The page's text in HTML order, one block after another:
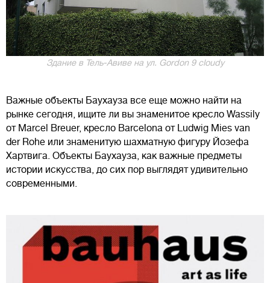
Здание в Тель-Авиве на ул. Gordon 9 cloudy
Важные объекты Баухауза все еще можно найти на
рынке сегодня, ищите ли вы знаменитое кресло Wassily
от Marcel Breuer, кресло Barcelona от Ludwig Mies van
der Rohe или знаменитую шахматную фигуру Йозефа
Хартвига. Объекты Баухауза, как важные предметы
истории искусства, до сих пор выглядят удивительно
современными.